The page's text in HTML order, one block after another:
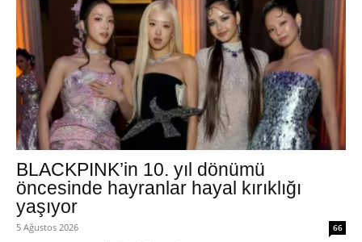
BLACKPINK’in 10. yıl dönümü
öncesinde hayranlar hayal kırıklığı
yaşıyor
5 Ağustos 2026 66